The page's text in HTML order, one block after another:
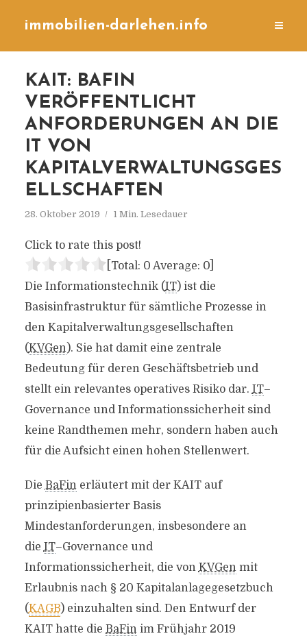
immobilien-darlehen.info
KAIT: BAFIN
VERÖFFENTLICHT
ANFORDERUNGEN AN DIE
IT VON
KAPITALVERWALTUNGSGES
ELLSCHAFTEN
28. Oktober 2019 1 Min. Lesedauer
Click to rate this post!
[Total: 0 Average: 0]
Die Informationstechnik (IT) ist die
Basisinfrastruktur für sämtliche Prozesse in
den Kapitalverwaltungsgesellschaften
(KVGen). Sie hat damit eine zentrale
Bedeutung für deren Geschäftsbetrieb und
stellt ein relevantes operatives Risiko dar. IT–
Governance und Informationssicherheit sind
keine Randthemen mehr, sondern haben auch
für die Aufsicht einen hohen Stellenwert.
Die BaFinerläutert mit der KAIT auf
prinzipienbasierter Basis
Mindestanforderungen, insbesondere an
die IT–Governance und
Informationssicherheit, die von KVGenmit
Erlaubnis nach § 20 Kapitalanlagegesetzbuch
(KAGB) einzuhalten sind. Den Entwurf der
KAIT hatte die BaFinim Frühjahr 2019